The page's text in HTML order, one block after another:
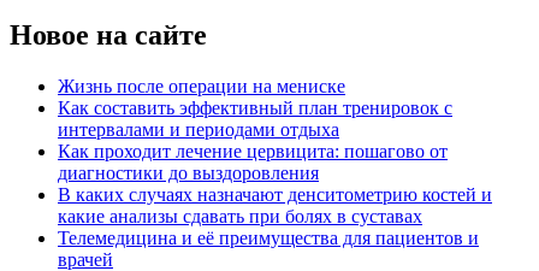
Новое на сайте
Жизнь после операции на мениске
Как составить эффективный план тренировок с
интервалами и периодами отдыха
Как проходит лечение цервицита: пошагово от
диагностики до выздоровления
В каких случаях назначают денситометрию костей и
какие анализы сдавать при болях в суставах
Телемедицина и её преимущества для пациентов и
врачей